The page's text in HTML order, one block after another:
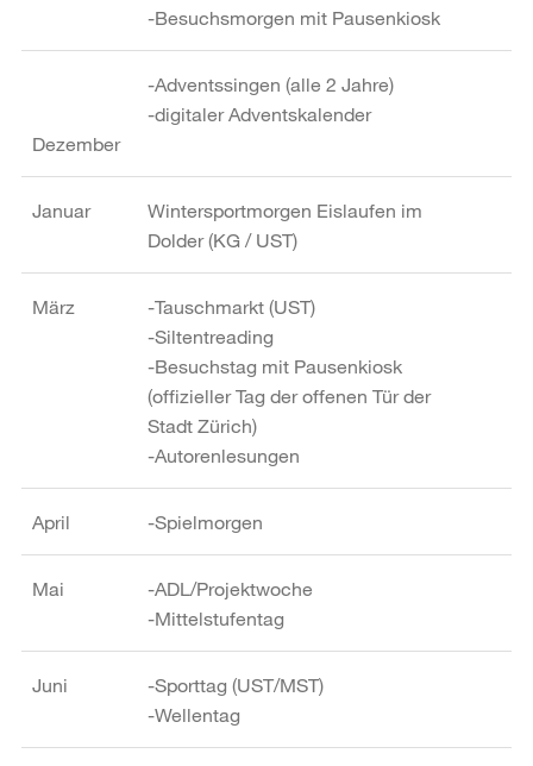
-Besuchsmorgen mit Pausenkiosk
Dezember
-Adventssingen (alle 2 Jahre)
-digitaler Adventskalender
Januar
Wintersportmorgen Eislaufen im
Dolder (KG / UST)
März
-Tauschmarkt (UST)
-Siltentreading
-Besuchstag mit Pausenkiosk
(offizieller Tag der offenen Tür der
Stadt Zürich)
-Autorenlesungen
April -Spielmorgen
Mai
-ADL/Projektwoche
-Mittelstufentag
Juni
-Sporttag (UST/MST)
-Wellentag